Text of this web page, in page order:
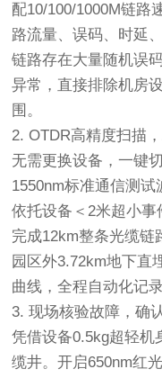
配10/100/1000M链路
路流量、误码、时延
链路存在大量随机误
异常，直接排除机房
围。
2. OTDR高精度扫描
无需更换设备，一键
1550nm标准通信测试
依托设备＜2米超小
完成12km整条光缆链
园区外3.72km地下直
曲线，全程自动化记
3. 现场核验故障，确
凭借设备0.5kg超轻机
缆井。开启650nm红